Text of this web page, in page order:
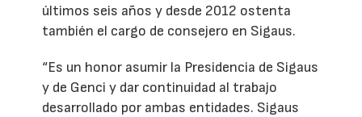
últimos seis años y desde 2012 ostenta
también el cargo de consejero en Sigaus.
“Es un honor asumir la Presidencia de Sigaus
y de Genci y dar continuidad al trabajo
desarrollado por ambas entidades. Sigaus